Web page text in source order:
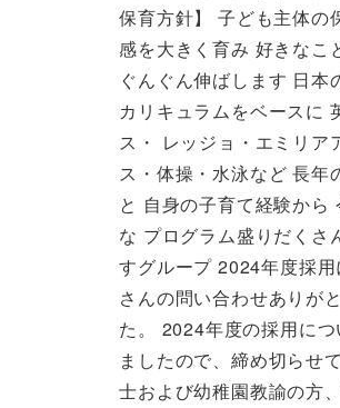
保育方針】 子ども主体の
感を大きく育み 好きなこ
ぐんぐん伸ばします 日本
カリキュラムをベースに
ス・ レッジョ・エミリア
ス・体操・水泳など 長年
と 自身の子育て経験から
な プログラム盛りだくさ
すグループ 2024年度採用
さんの問い合わせありが
た。 2024年度の採用に
ましたので、締め切らせ
士および幼稚園教諭の方